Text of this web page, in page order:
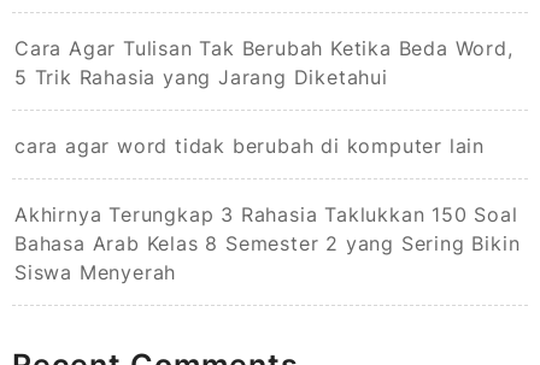
Cara Agar Tulisan Tak Berubah Ketika Beda Word,
5 Trik Rahasia yang Jarang Diketahui
cara agar word tidak berubah di komputer lain
Akhirnya Terungkap 3 Rahasia Taklukkan 150 Soal
Bahasa Arab Kelas 8 Semester 2 yang Sering Bikin
Siswa Menyerah